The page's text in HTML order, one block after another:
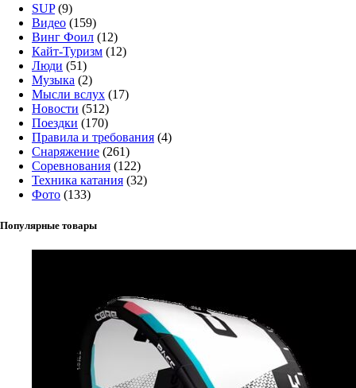
SUP(9)
Видео (159)
Винг Фоил (12)
Кайт-Туризм (12)
Люди (51)
Музыка (2)
Мысли вслух (17)
Новости (512)
Поездки (170)
Правила и требования (4)
Снаряжение (261)
Соревнования (122)
Техника катания (32)
Фото (133)
Популярные товары